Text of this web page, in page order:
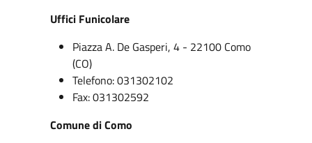
Uffici Funicolare
Piazza A. De Gasperi, 4 - 22100 Como
(CO)
Telefono: 031302102
Fax: 031302592
Comune di Como